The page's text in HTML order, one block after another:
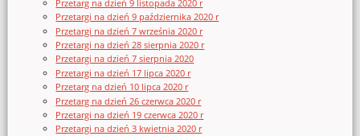
Przetarg na dzień 9 listopada 2020 r
Przetargi na dzień 9 października 2020 r
Przetargi na dzień 7 września 2020 r
Przetargi na dzień 28 sierpnia 2020 r
Przetargi na dzień 7 sierpnia 2020
Przetargi na dzień 17 lipca 2020 r
Przetarg na dzień 10 lipca 2020 r
Przetarg na dzień 26 czerwca 2020 r
Przetargi na dzień 19 czerwca 2020 r
Przetargi na dzień 3 kwietnia 2020 r